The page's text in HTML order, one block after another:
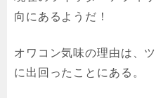
向にあるようだ！
オワコン気味の理由は、
に出回ったことにある。